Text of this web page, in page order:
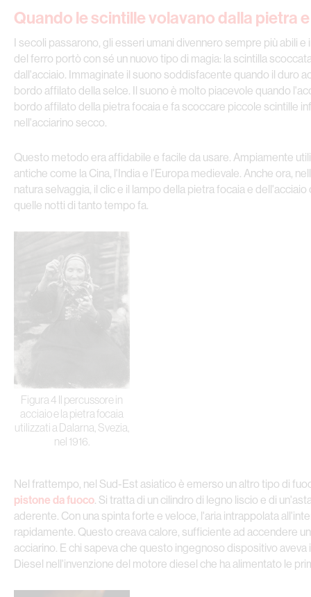
Quando le scintille volavano dalla pietra
I secoli passarono, gli esseri umani divennero sempre più abili
del ferro portò con sé un nuovo tipo di magia: la scintilla
dall'acciaio. Immaginate il suono soddisfacente quando il duro
bordo affilato della selce. Il suono è molto piacevole quando
bordo affilato della pietra focaia e fa scoccare piccole scintille
nell'acciarino secco.
Questo metodo era affidabile e facile da usare. Ampiamente
antiche come la Cina, l'India e l'Europa medievale. Anche ora,
natura selvaggia, il clic e il lampo della pietra focaia e dell'acciaio
quelle notti di tanto tempo fa.
Figura 4 Il percussore in
acciaio e la pietra focaia
utilizzati a Dalarna, Svezia,
nel 1916.
Nel frattempo, nel Sud-Est asiatico è emerso un altro tipo di
pistone da fuoco. Si tratta di un cilindro di legno liscio e di
aderente. Con una spinta forte e veloce, l'aria intrappolata
rapidamente. Questo creava calore, sufficiente ad accendere
acciarino. E chi sapeva che questo ingegnoso dispositivo aveva
Diesel nell'invenzione del motore diesel che ha alimentato le